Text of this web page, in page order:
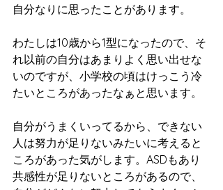
自分なりに思ったことがあります。
わたしは10歳から1型になったので、そ
れ以前の自分はあまりよく思い出せな
いのですが、小学校の頃はけっこう冷
たいところがあったなぁと思います。
自分がうまくいってるから、できない
人は努力が足りないみたいに考えると
ころがあった気がします。ASDもあり
共感性が足りないところがあるので、